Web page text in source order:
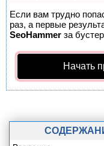
Если вам трудно
раз, а первые
SeoHammer за бустер
Начать